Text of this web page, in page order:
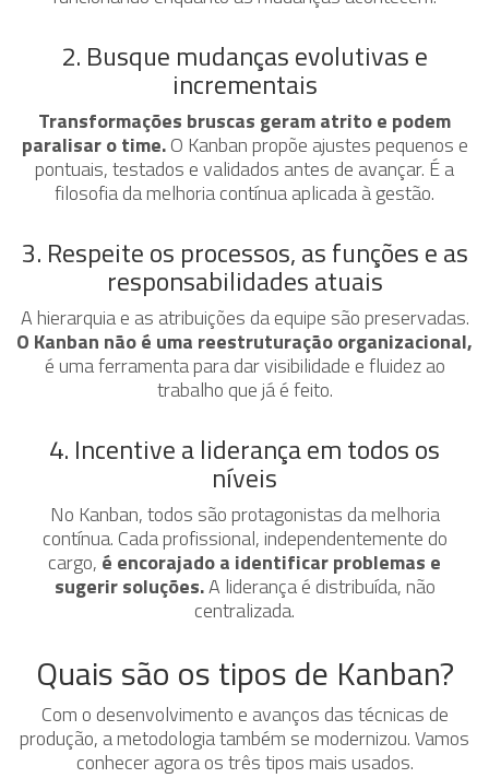
2. Busque mudanças evolutivas e
incrementais
Transformações bruscas geram atrito e podem
paralisar o time.O Kanban propõe ajustes pequenos e
pontuais, testados e validados antes de avançar. É a
filosofia da melhoria contínua aplicada à gestão.
3. Respeite os processos, as funções e as
responsabilidades atuais
A hierarquia e as atribuições da equipe são preservadas.
O Kanban não é uma reestruturação organizacional,
é uma ferramenta para dar visibilidade e fluidez ao
trabalho que já é feito.
4. Incentive a liderança em todos os
níveis
No Kanban, todos são protagonistas da melhoria
contínua. Cada profissional, independentemente do
cargo, é encorajado a identificar problemas e
sugerir soluções.A liderança é distribuída, não
centralizada.
Quais são os tipos de Kanban?
Com o desenvolvimento e avanços das técnicas de
produção, a metodologia também se modernizou. Vamos
conhecer agora os três tipos mais usados.